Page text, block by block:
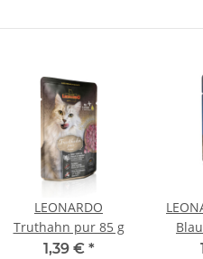
LEONARDO
Truthahn pur 85 g
1,39 € *